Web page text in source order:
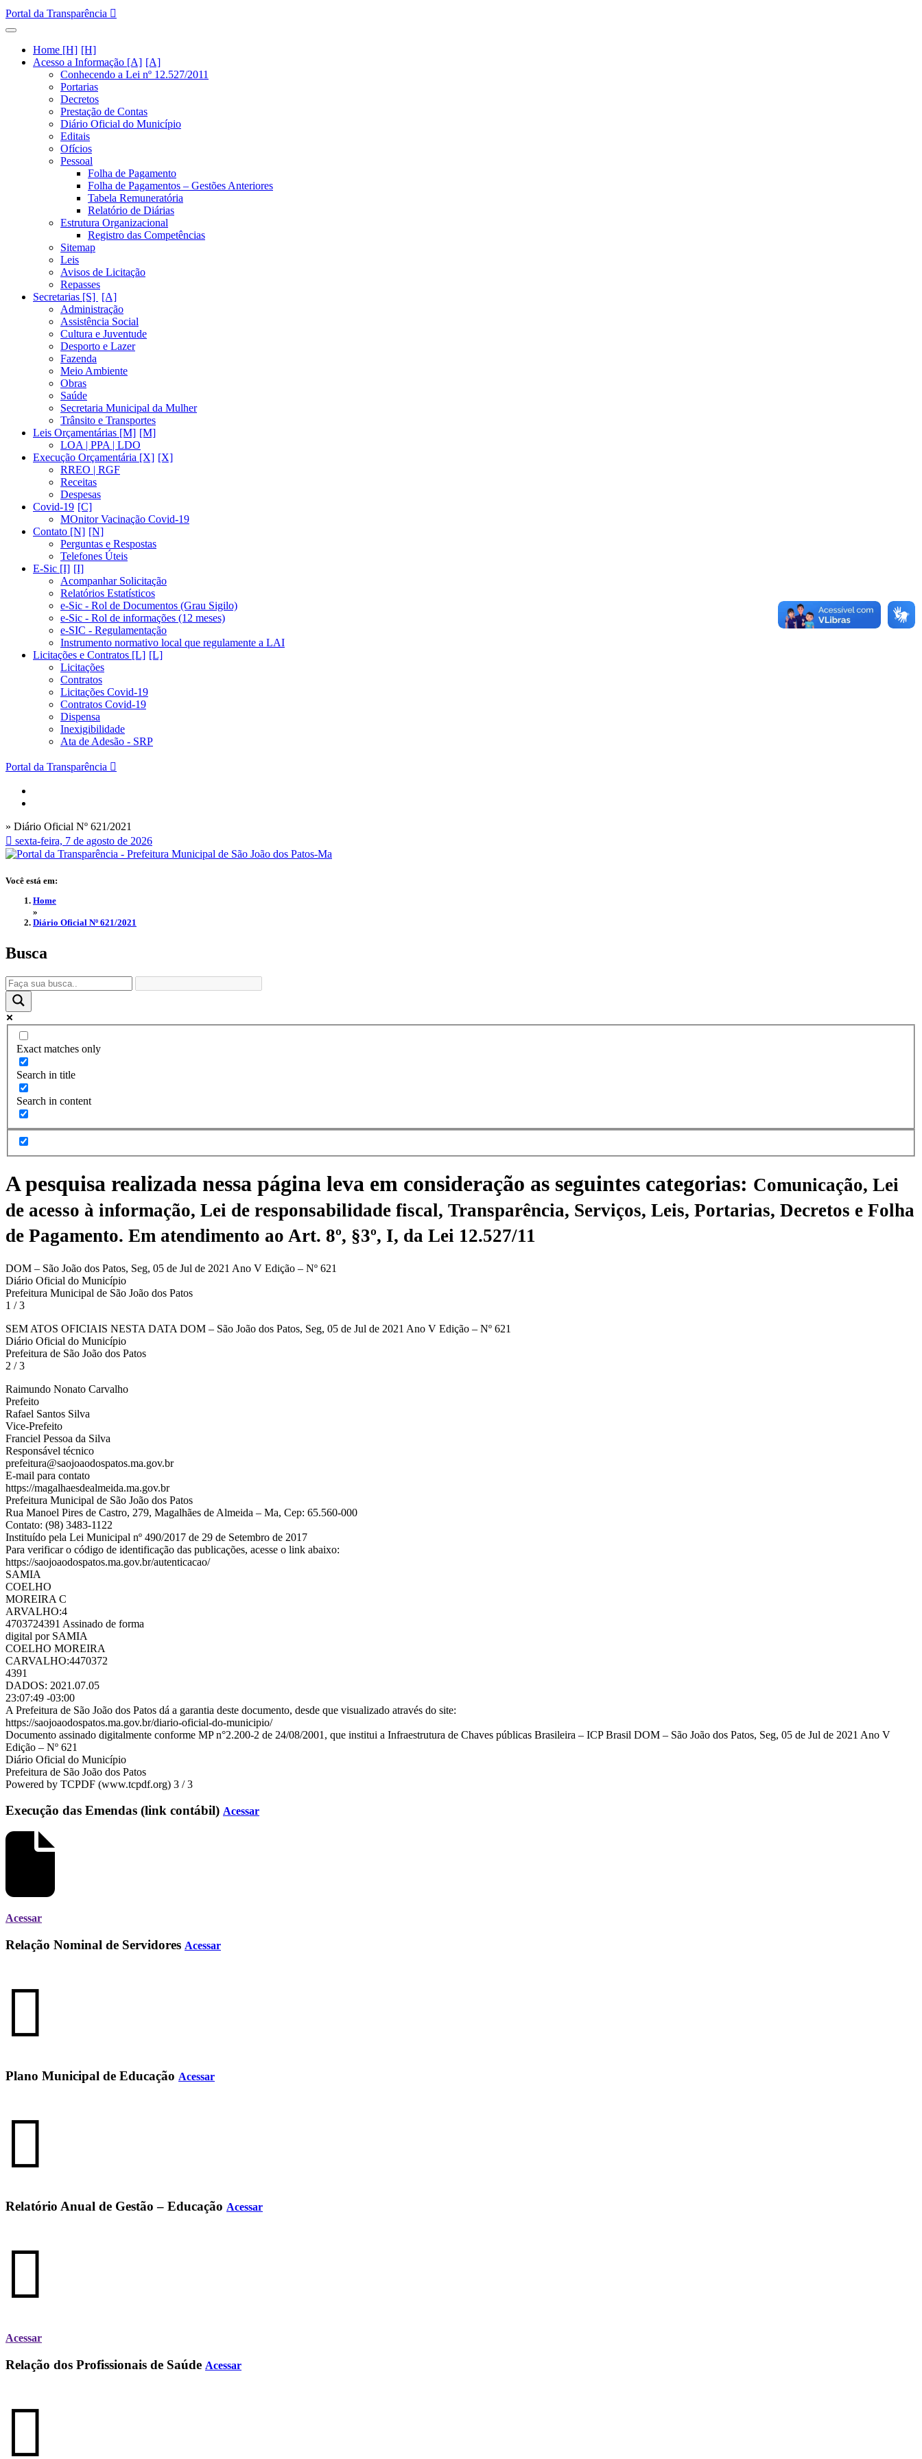
Portal da Transparência
Home [H]
Acesso a Informação [A]
Conhecendo a Lei nº 12.527/2011
Portarias
Decretos
Prestação de Contas
Diário Oficial do Município
Editais
Ofícios
Pessoal
Folha de Pagamento
Folha de Pagamentos – Gestões Anteriores
Tabela Remuneratória
Relatório de Diárias
Estrutura Organizacional
Registro das Competências
Sitemap
Leis
Avisos de Licitação
Repasses
Secretarias [S]
Administração
Assistência Social
Cultura e Juventude
Desporto e Lazer
Fazenda
Meio Ambiente
Obras
Saúde
Secretaria Municipal da Mulher
Trânsito e Transportes
Leis Orçamentárias [M]
LOA | PPA | LDO
Execução Orçamentária [X]
RREO | RGF
Receitas
Despesas
Covid-19
MOnitor Vacinação Covid-19
Contato [N]
Perguntas e Respostas
Telefones Úteis
E-Sic [I]
Acompanhar Solicitação
Relatórios Estatísticos
e-Sic - Rol de Documentos (Grau Sigilo)
e-Sic - Rol de informações (12 meses)
e-SIC - Regulamentação
Instrumento normativo local que regulamente a LAI
Licitações e Contratos [L]
Licitações
Contratos
Licitações Covid-19
Contratos Covid-19
Dispensa
Inexigibilidade
Ata de Adesão - SRP
Portal da Transparência
» Diário Oficial Nº 621/2021
sexta-feira, 7 de agosto de 2026
Você está em:
Home
»
Diário Oficial Nº 621/2021
Busca
Exact matches only
Search in title
Search in content
A pesquisa realizada nessa página leva em consideração as seguintes categorias: Comunicação, Lei
de acesso à informação, Lei de responsabilidade fiscal, Transparência, Serviços, Leis, Portarias, Decretos e Folha
de Pagamento. Em atendimento ao Art. 8º, §3º, I, da Lei 12.527/11
DOM – São João dos Patos, Seg, 05 de Jul de 2021 Ano V Edição – Nº 621
Diário Oficial do Município
Prefeitura Municipal de São João dos Patos
1 / 3
SEM ATOS OFICIAIS NESTA DATA DOM – São João dos Patos, Seg, 05 de Jul de 2021 Ano V Edição – Nº 621
Diário Oficial do Município
Prefeitura de São João dos Patos
2 / 3
Raimundo Nonato Carvalho
Prefeito
Rafael Santos Silva
Vice-Prefeito
Franciel Pessoa da Silva
Responsável técnico
prefeitura@saojoaodospatos.ma.gov.br
E-mail para contato
https://magalhaesdealmeida.ma.gov.br
Prefeitura Municipal de São João dos Patos
Rua Manoel Pires de Castro, 279, Magalhães de Almeida – Ma, Cep: 65.560-000
Contato: (98) 3483-1122
Instituído pela Lei Municipal nº 490/2017 de 29 de Setembro de 2017
Para verificar o código de identificação das publicações, acesse o link abaixo:
https://saojoaodospatos.ma.gov.br/autenticacao/
SAMIA
COELHO
MOREIRA C
ARVALHO:4
4703724391 Assinado de forma
digital por SAMIA
COELHO MOREIRA
CARVALHO:4470372
4391
DADOS: 2021.07.05
23:07:49 -03:00
A Prefeitura de São João dos Patos dá a garantia deste documento, desde que visualizado através do site:
https://saojoaodospatos.ma.gov.br/diario-oficial-do-municipio/
Documento assinado digitalmente conforme MP n°2.200-2 de 24/08/2001, que institui a Infraestrutura de Chaves públicas Brasileira – ICP Brasil DOM – São João dos Patos, Seg, 05 de Jul de 2021 Ano V
Edição – Nº 621
Diário Oficial do Município
Prefeitura de São João dos Patos
Powered by TCPDF (www.tcpdf.org) 3 / 3
Execução das Emendas (link contábil) Acessar
Acessar
Relação Nominal de Servidores Acessar
Plano Municipal de Educação Acessar
Relatório Anual de Gestão – Educação Acessar
Acessar
Relação dos Profissionais de Saúde Acessar